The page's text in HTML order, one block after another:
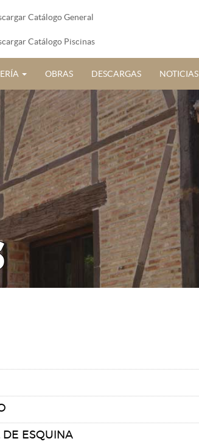
Catálogo General
Catálogo Piscinas
OBRAS DESCARGAS NOTICIAS
DE ESQUINA